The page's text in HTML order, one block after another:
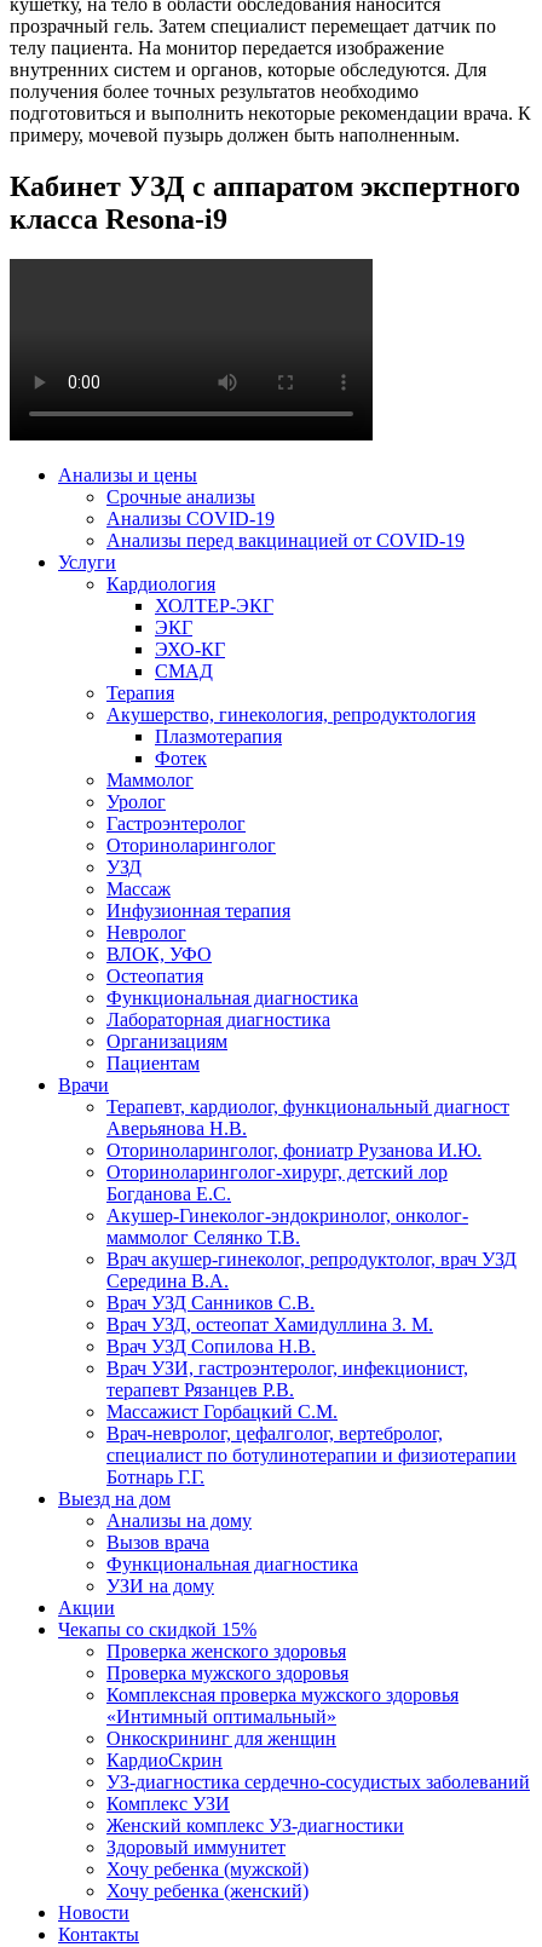
прозрачный гель. Затем специалист перемещает датчик по
телу пациента. На монитор передается изображение
внутренних систем и органов, которые обследуются. Для
получения более точных результатов необходимо
подготовиться и выполнить некоторые рекомендации врача. К
примеру, мочевой пузырь должен быть наполненным.
Кабинет УЗД с аппаратом экспертного
класса Resona-i9
Анализы и цены
Срочные анализы
Анализы COVID-19
Анализы перед вакцинацией от COVID-19
Услуги
Кардиология
ХОЛТЕР-ЭКГ
ЭКГ
ЭХО-КГ
СМАД
Терапия
Акушерство, гинекология, репродуктология
Плазмотерапия
Фотек
Маммолог
Уролог
Гастроэнтеролог
Оториноларинголог
УЗД
Массаж
Инфузионная терапия
Невролог
ВЛОК, УФО
Остеопатия
Функциональная диагностика
Лабораторная диагностика
Организациям
Пациентам
Врачи
Терапевт, кардиолог, функциональный диагност
Аверьянова Н.В.
Оториноларинголог, фониатр Рузанова И.Ю.
Оториноларинголог-хирург, детский лор
Богданова Е.С.
Акушер-Гинеколог-эндокринолог, онколог-
маммолог Селянко Т.В.
Врач акушер-гинеколог, репродуктолог, врач УЗД
Середина В.А.
Врач УЗД Санников С.В.
Врач УЗД, остеопат Хамидуллина З. М.
Врач УЗД Сопилова Н.В.
Врач УЗИ, гастроэнтеролог, инфекционист,
терапевт Рязанцев Р.В.
Массажист Горбацкий С.М.
Врач-невролог, цефалголог, вертебролог,
специалист по ботулинотерапии и физиотерапии
Ботнарь Г.Г.
Выезд на дом
Анализы на дому
Вызов врача
Функциональная диагностика
УЗИ на дому
Акции
Чекапы со скидкой 15%
Проверка женского здоровья
Проверка мужского здоровья
Комплексная проверка мужского здоровья
«Интимный оптимальный»
Онкоcкрининг для женщин
КардиоСкрин
УЗ-диагностика сердечно-сосудистых заболеваний
Комплекс УЗИ
Женский комплекс УЗ-диагностики
Здоровый иммунитет
Хочу ребенка (мужской)
Хочу ребенка (женский)
Новости
Контакты